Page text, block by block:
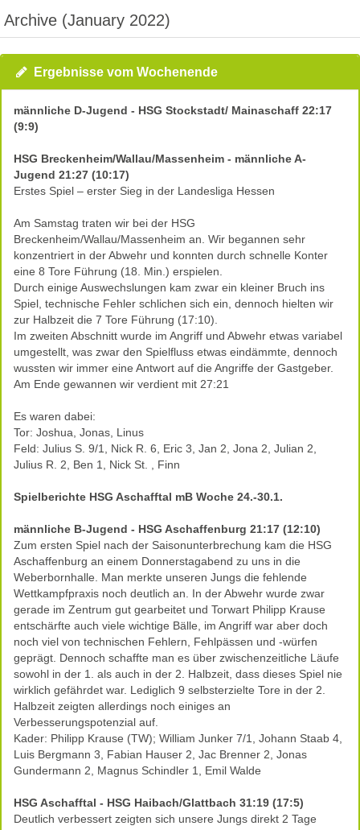
Archive (January 2022)
Ergebnisse vom Wochenende
männliche D-Jugend - HSG Stockstadt/ Mainaschaff 22:17
(9:9)
HSG Breckenheim/Wallau/Massenheim - männliche A-
Jugend 21:27 (10:17)
Erstes Spiel – erster Sieg in der Landesliga Hessen
Am Samstag traten wir bei der HSG
Breckenheim/Wallau/Massenheim an. Wir begannen sehr
konzentriert in der Abwehr und konnten durch schnelle Konter
eine 8 Tore Führung (18. Min.) erspielen.
Durch einige Auswechslungen kam zwar ein kleiner Bruch ins
Spiel, technische Fehler schlichen sich ein, dennoch hielten wir
zur Halbzeit die 7 Tore Führung (17:10).
Im zweiten Abschnitt wurde im Angriff und Abwehr etwas variabel
umgestellt, was zwar den Spielfluss etwas eindämmte, dennoch
wussten wir immer eine Antwort auf die Angriffe der Gastgeber.
Am Ende gewannen wir verdient mit 27:21
Es waren dabei:
Tor: Joshua, Jonas, Linus
Feld: Julius S. 9/1, Nick R. 6, Eric 3, Jan 2, Jona 2, Julian 2,
Julius R. 2, Ben 1, Nick St. , Finn
Spielberichte HSG Aschafftal mB Woche 24.-30.1.
männliche B-Jugend - HSG Aschaffenburg 21:17 (12:10)
Zum ersten Spiel nach der Saisonunterbrechung kam die HSG
Aschaffenburg an einem Donnerstagabend zu uns in die
Weberbornhalle. Man merkte unseren Jungs die fehlende
Wettkampfpraxis noch deutlich an. In der Abwehr wurde zwar
gerade im Zentrum gut gearbeitet und Torwart Philipp Krause
entschärfte auch viele wichtige Bälle, im Angriff war aber doch
noch viel von technischen Fehlern, Fehlpässen und -würfen
geprägt. Dennoch schaffte man es über zwischenzeitliche Läufe
sowohl in der 1. als auch in der 2. Halbzeit, dass dieses Spiel nie
wirklich gefährdet war. Lediglich 9 selbsterzielte Tore in der 2.
Halbzeit zeigten allerdings noch einiges an
Verbesserungspotenzial auf.
Kader: Philipp Krause (TW); William Junker 7/1, Johann Staab 4,
Luis Bergmann 3, Fabian Hauser 2, Jac Brenner 2, Jonas
Gundermann 2, Magnus Schindler 1, Emil Walde
HSG Aschafftal - HSG Haibach/Glattbach 31:19 (17:5)
Deutlich verbessert zeigten sich unsere Jungs direkt 2 Tage